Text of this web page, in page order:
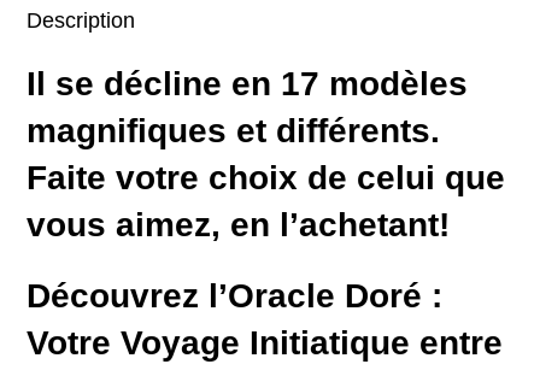
Description
Il se décline en 17 modèles
magnifiques et différents.
Faite votre choix de celui que
vous aimez, en l’achetant!
Découvrez l’Oracle Doré :
Votre Voyage Initiatique entre